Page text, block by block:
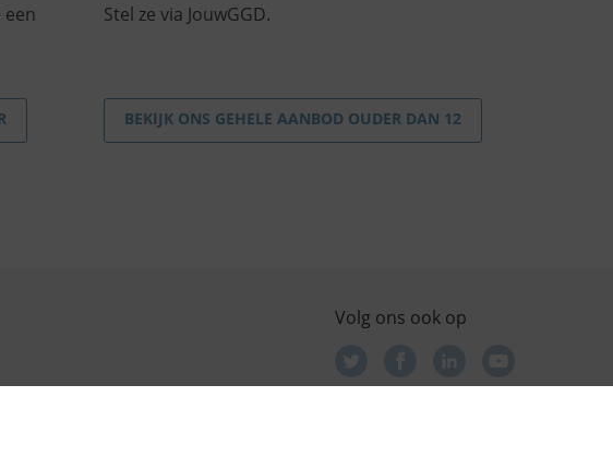
een
Stel ze via JouwGGD.
BEKIJK ONS GEHELE AANBOD OUDER DAN 12
Volg ons ook op